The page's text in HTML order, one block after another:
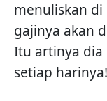
menuliskan
gajinya akan
Itu artinya dia
setiap harinya!